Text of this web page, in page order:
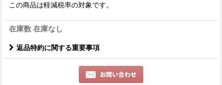
この商品は軽減税率の対象です。
在庫数 在庫なし
返品特約に関する重要事項